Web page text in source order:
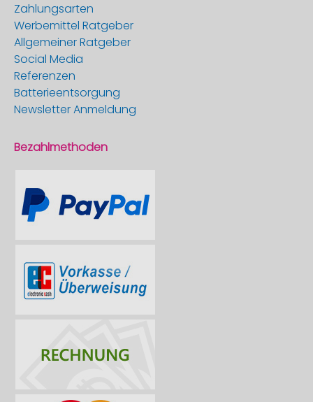
Zahlungsarten
Werbemittel Ratgeber
Allgemeiner Ratgeber
Social Media
Referenzen
Batterieentsorgung
Newsletter Anmeldung
Bezahlmethoden